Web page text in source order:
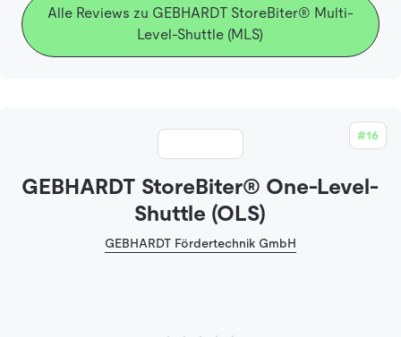
Alle Reviews zu GEBHARDT StoreBiter® Multi-
Level-Shuttle (MLS)
#16
GEBHARDT StoreBiter® One-Level-
Shuttle (OLS)
GEBHARDT Fördertechnik GmbH